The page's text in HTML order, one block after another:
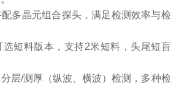
多晶元组合探头，满足检测效率与检
短料版本，支持2米短料，头尾短盲
层/测厚（纵波、横波）检测，多种检